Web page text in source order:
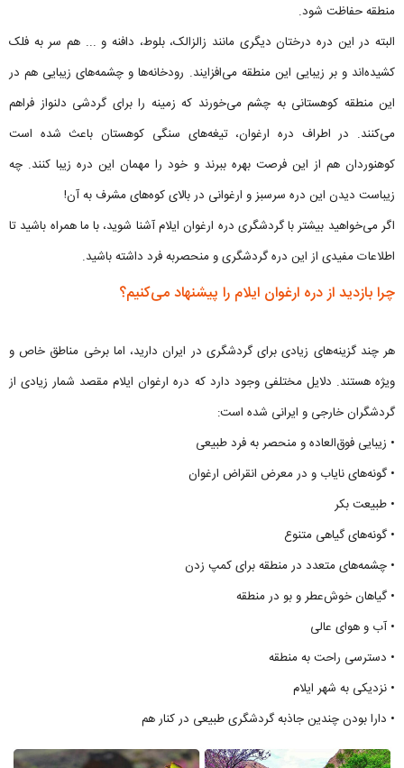
منطقه حفاظت شود.
البته در این دره درختان دیگری مانند زالزالک، بلوط، دافنه و ... هم سر به فلک
کشیده‌اند و بر زیبایی این منطقه می‌افزایند. رودخانه‌ها و چشمه‌های زیبایی هم در
این منطقه کوهستانی به چشم می‌خورند که زمینه را برای گردشی دلنواز فراهم
می‌کنند. در اطراف دره ارغوان، تیغه‌های سنگی کوهستان باعث شده است
کوهنوردان هم از این فرصت بهره ببرند و خود را مهمان این دره زیبا کنند. چه
زیباست دیدن این دره سرسبز و ارغوانی در بالای کوه‌های مشرف به آن!
اگر می‌خواهید بیشتر با گردشگری دره ارغوان ایلام آشنا شوید، با ما همراه باشید تا
اطلاعات مفیدی از این دره گردشگری و منحصربه فرد داشته باشید.
چرا بازدید از دره ارغوان ایلام را پیشنهاد می‌کنیم؟
هر چند گزینه‌های زیادی برای گردشگری در ایران دارید، اما برخی مناطق خاص و
ویژه هستند. دلایل مختلفی وجود دارد که دره ارغوان ایلام مقصد شمار زیادی از
گردشگران خارجی و ایرانی شده است:
• زیبایی فوق‌العاده و منحصر به فرد طبیعی
• گونه‌های نایاب و در معرض انقراض ارغوان
• طبیعت بکر
• گونه‌های گیاهی متنوع
• چشمه‌های متعدد در منطقه برای کمپ زدن
• گیاهان خوش‌عطر و بو در منطقه
• آب و هوای عالی
• دسترسی راحت به منطقه
• نزدیکی به شهر ایلام
• دارا بودن چندین جاذبه گردشگری طبیعی در کنار هم